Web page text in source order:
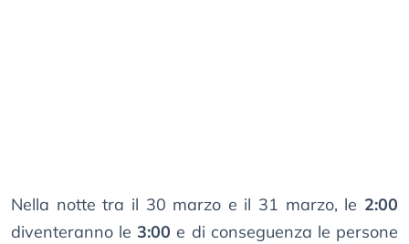
Nella notte tra il 30 marzo e il 31 marzo, le 2:00
diventeranno le3:00 e di conseguenza le persone